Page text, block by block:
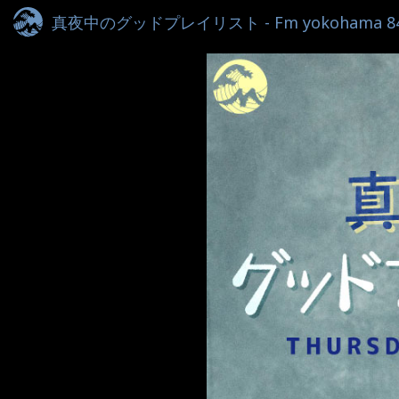
真夜中のグッドプレイリスト - Fm yokohama